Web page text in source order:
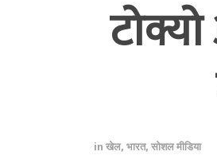
in खेल, भारत, सोशल मीडिया